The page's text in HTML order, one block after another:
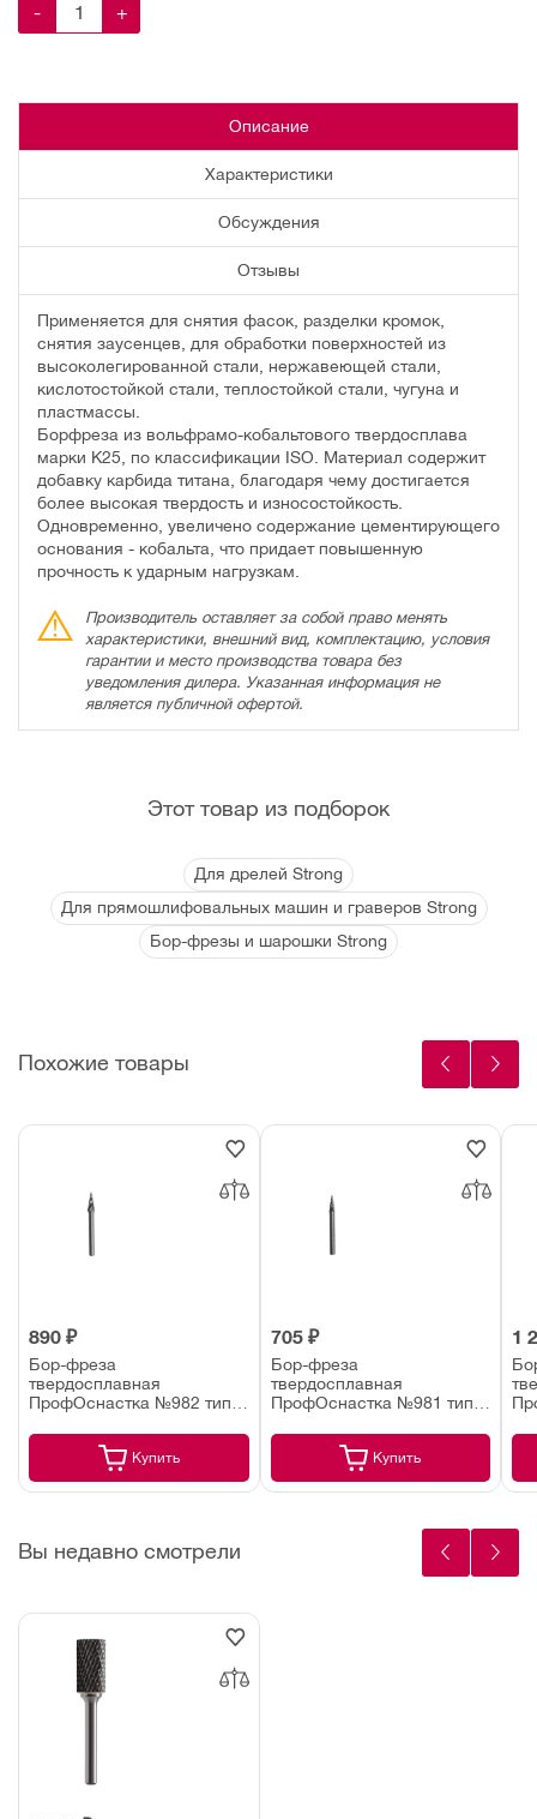
- +
Описание
Характеристики
Обсуждения
Отзывы
Применяется для снятия фасок, разделки кромок,
снятия заусенцев, для обработки поверхностей из
высоколегированной стали, нержавеющей стали,
кислотостойкой стали, теплостойкой стали, чугуна и
пластмассы.
Борфреза из вольфрамо-кобальтового твердосплава
марки К25, по классификации ISO. Материал содержит
добавку карбида титана, благодаря чему достигается
более высокая твердость и износостойкость.
Одновременно, увеличено содержание цементирующего
основания - кобальта, что придает повышенную
прочность к ударным нагрузкам.
Производитель оставляет за собой право менять
характеристики, внешний вид, комплектацию, условия
гарантии и место производства товара без
уведомления дилера. Указанная информация не
является публичной офертой.
Этот товар из подборок
Для дрелей Strong
Для прямошлифовальных машин и граверов Strong
Бор-фрезы и шарошки Strong
Похожие товары
890 ₽
Бор-фреза
твердосплавная
ПрофОснастка №982 тип
мм (по алюминию)
Купить
705 ₽
Бор-фреза
твердосплавная
ПрофОснастка №981 тип
мм (по алюминию)
Купить
1
мм
Вы недавно смотрели